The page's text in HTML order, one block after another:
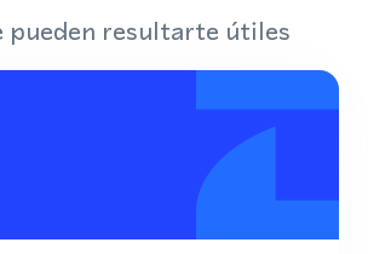
pueden resultarte útiles